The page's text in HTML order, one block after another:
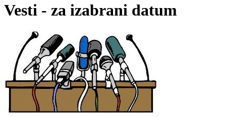
Vesti - za izabrani datum